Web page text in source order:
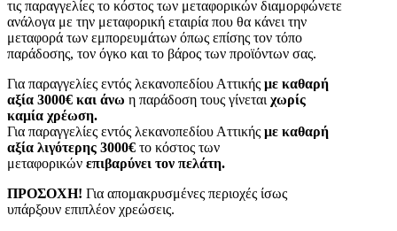
τις παραγγελίες το κόστος των μεταφορικών διαμορφώνετε
ανάλογα με την μεταφορική εταιρία που θα κάνει την
μεταφορά των εμπορευμάτων όπως επίσης τον τόπο
παράδοσης, τον όγκο και το βάρος των προϊόντων σας.
Για παραγγελίες εντός λεκανοπεδίου Αττικής με καθαρή
αξία 3000€ και άνω η παράδοση τους γίνεται χωρίς
καμία χρέωση.
Για παραγγελίες εντός λεκανοπεδίου Αττικής με καθαρή
αξία λιγότερης 3000€ το κόστος των
μεταφορικών επιβαρύνει τον πελάτη.
ΠΡΟΣΟΧΗ! Για απομακρυσμένες περιοχές ίσως
υπάρξουν επιπλέον χρεώσεις.